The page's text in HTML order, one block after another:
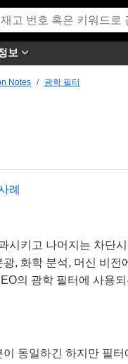
보
Notes 광학 필터
례
시키고 나머지는 차단
광, 화학 분석, 머신 비
의 광학 필터에 사용
동일하긴 하지만 필